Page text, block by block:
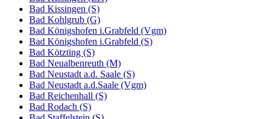
Bad Kissingen (S)
Bad Kohlgrub (G)
Bad Königshofen i.Grabfeld (Vgm)
Bad Königshofen i.Grabfeld (S)
Bad Kötzting (S)
Bad Neualbenreuth (M)
Bad Neustadt a.d. Saale (S)
Bad Neustadt a.d.Saale (Vgm)
Bad Reichenhall (S)
Bad Rodach (S)